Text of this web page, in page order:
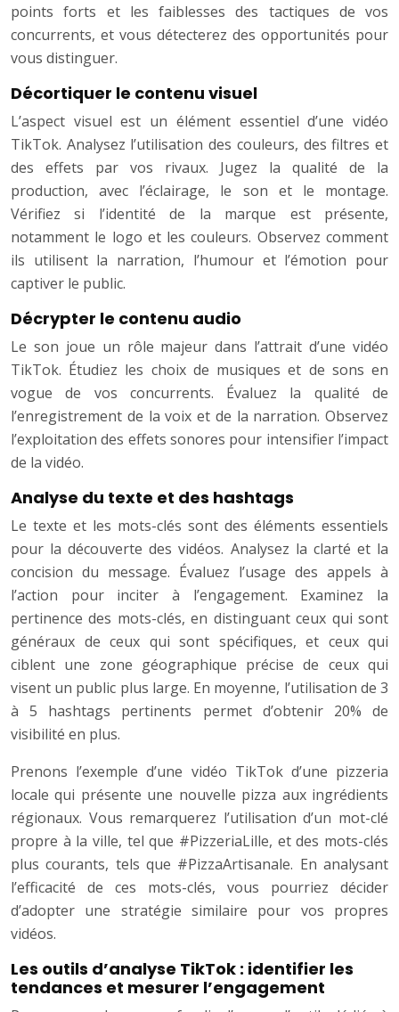
points forts et les faiblesses des tactiques de vos
concurrents, et vous détecterez des opportunités pour
vous distinguer.
Décortiquer le contenu visuel
L’aspect visuel est un élément essentiel d’une vidéo
TikTok. Analysez l’utilisation des couleurs, des filtres et
des effets par vos rivaux. Jugez la qualité de la
production, avec l’éclairage, le son et le montage.
Vérifiez si l’identité de la marque est présente,
notamment le logo et les couleurs. Observez comment
ils utilisent la narration, l’humour et l’émotion pour
captiver le public.
Décrypter le contenu audio
Le son joue un rôle majeur dans l’attrait d’une vidéo
TikTok. Étudiez les choix de musiques et de sons en
vogue de vos concurrents. Évaluez la qualité de
l’enregistrement de la voix et de la narration. Observez
l’exploitation des effets sonores pour intensifier l’impact
de la vidéo.
Analyse du texte et des hashtags
Le texte et les mots-clés sont des éléments essentiels
pour la découverte des vidéos. Analysez la clarté et la
concision du message. Évaluez l’usage des appels à
l’action pour inciter à l’engagement. Examinez la
pertinence des mots-clés, en distinguant ceux qui sont
généraux de ceux qui sont spécifiques, et ceux qui
ciblent une zone géographique précise de ceux qui
visent un public plus large. En moyenne, l’utilisation de 3
à 5 hashtags pertinents permet d’obtenir 20% de
visibilité en plus.
Prenons l’exemple d’une vidéo TikTok d’une pizzeria
locale qui présente une nouvelle pizza aux ingrédients
régionaux. Vous remarquerez l’utilisation d’un mot-clé
propre à la ville, tel que #PizzeriaLille, et des mots-clés
plus courants, tels que #PizzaArtisanale. En analysant
l’efficacité de ces mots-clés, vous pourriez décider
d’adopter une stratégie similaire pour vos propres
vidéos.
Les outils d’analyse TikTok : identifier les
tendances et mesurer l’engagement